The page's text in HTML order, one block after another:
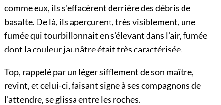
comme eux, ils s'effacèrent derrière des débris de
basalte. De là, ils aperçurent, très visiblement, une
fumée qui tourbillonnait en s'élevant dans l'air, fumée
dont la couleur jaunâtre était très caractérisée.
Top, rappelé par un léger sifflement de son maître,
revint, et celui-ci, faisant signe à ses compagnons de
l'attendre, se glissa entre les roches.